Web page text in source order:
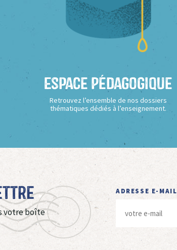
Espace Pédagogique
Retrouvez l’ensemble de nos dossiers
thématiques dédiés à l’enseignement.
votre boîte
ADRESSE E-MAIL